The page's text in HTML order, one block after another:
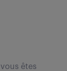
êtes